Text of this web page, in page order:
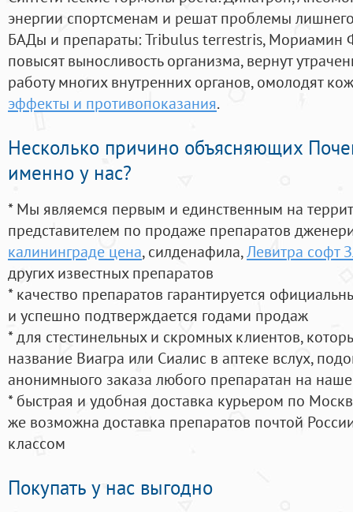
энергии спортсменам и решат проблемы
БАДы и препараты:Tribulus terrestris, Мориамин
повысят выносливость организма, вернут
работу многих внутренних органов, омолодят
эффекты и противопоказания.
Несколько причино объясняющих
именно у нас?
* Мы являемся первым и единственным на
представителем по продаже препаратов
калининграде цена, силденафила,Левитра софт
других известных препаратов
* качество препаратов гарантируется
и успешно подтверждается годами продаж
* для стестинельных и скромных клиентов,
название Виагра или Сиалис в аптеке вслух,
анонимныого заказа любого препаратан на
* быстрая и удобная доставка курьером по
же возможна доставка препаратов почтой
классом
Покупать у нас выгодно